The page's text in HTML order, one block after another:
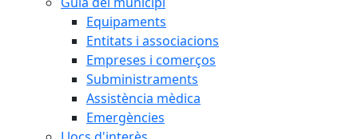
Equipaments
Entitats i associacions
Empreses i comerços
Subministraments
Assistència mèdica
Emergències